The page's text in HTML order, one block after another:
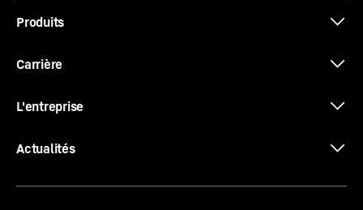
fonctionnement)
Disponibilité
A 922 Rail Litronic
Produits
Carrière
L'entreprise
Actualités